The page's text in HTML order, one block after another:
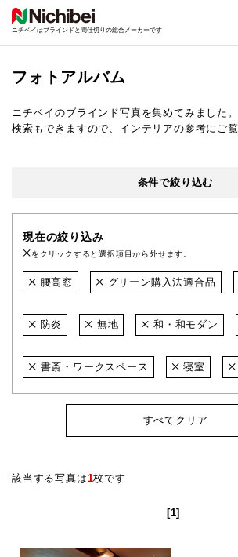
ニチベイはブラインドと間仕切りの総合メーカーです
フォトアルバム
ニチベイのブラインド写真を集めてみました。
検索もできますので、インテリアの参考にご覧
条件で絞り込む
現在の絞り込み
をクリックすると選択項目から外せます。
腰高窓 グリーン購入法適合品
防炎 無地 和・和モダン
書斎・ワークスペース 寝室
すべてクリア
該当する写真は1枚です
[1]